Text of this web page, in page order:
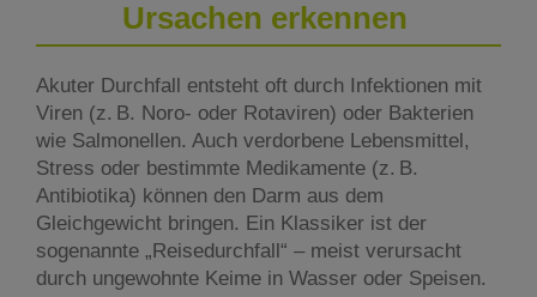
Ursachen erkennen
Akuter Durchfall entsteht oft durch Infektionen mit
Viren (z. B. Noro- oder Rotaviren) oder Bakterien
wie Salmonellen. Auch verdorbene Lebensmittel,
Stress oder bestimmte Medikamente (z. B.
Antibiotika) können den Darm aus dem
Gleichgewicht bringen. Ein Klassiker ist der
sogenannte „Reisedurchfall“ – meist verursacht
durch ungewohnte Keime in Wasser oder Speisen.